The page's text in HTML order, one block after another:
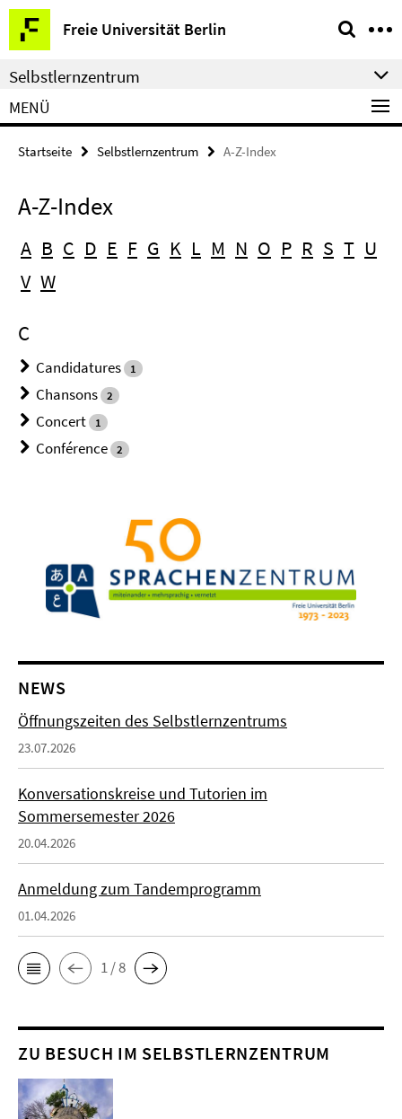
Springe
direkt
zu
Inhalt
Freie Universität Berlin
Service-
Navigation
Selbstlernzentrum
MENÜ
Startseite Selbstlernzentrum A-Z-Index
A-Z-Index
A B C D E F G K L M N O P R S T U
V W
C
Candidatures 1
Chansons 2
Concert 1
Conférence 2
NEWS
Öffnungszeiten des Selbstlernzentrums
23.07.2026
Konversationskreise und Tutorien im
Sommersemester 2026
20.04.2026
Anmeldung zum Tandemprogramm
01.04.2026
1 / 8
ZU BESUCH IM SELBSTLERNZENTRUM